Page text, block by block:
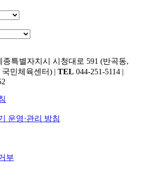
종특별자치시 시청대로 591 (반곡동,
민체육센터) | TEL 044-251-5114 |
운영·관리 방침
부